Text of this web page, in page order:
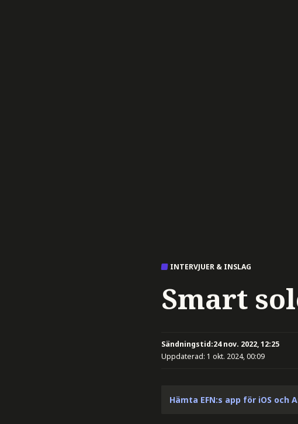
INTERVJUER & INSLAG
Smart
Sändningstid:24 nov. 2022, 12:25
Uppdaterad: 1 okt. 2024, 00:09
Hämta EFN:s app för iOS och